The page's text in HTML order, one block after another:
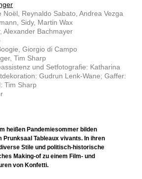
Reynaldo Sabato, Andrea Vezga
Sidy, Martin Wax
Alexander Bachmayer
Giorgio di Campo
Tim Sharp
und Setfotografie: Katharina
Gudrun Lenk-Wane; Gaffer:
Tim Sharp
heißen Pandemiesommer bilden
Prunksaal Tableaux vivants. In ihren
Stile und politisch-historische
Making-of zu einem Film- und
von Konfetti.